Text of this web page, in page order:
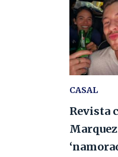
CASAL
Revista